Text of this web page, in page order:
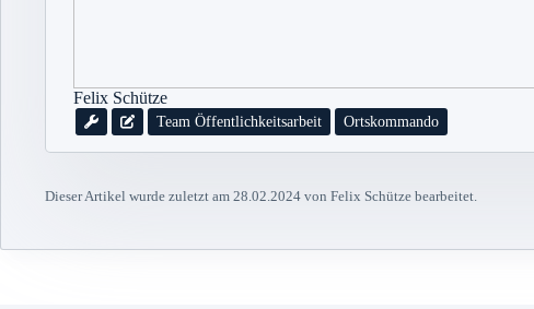
Felix Schütze
Team Öffentlichkeitsarbeit Ortskommando
Dieser Artikel wurde zuletzt am 28.02.2024 von Felix Schütze bearbeitet.